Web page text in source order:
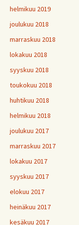
helmikuu 2019
joulukuu 2018
marraskuu 2018
lokakuu 2018
syyskuu 2018
toukokuu 2018
huhtikuu 2018
helmikuu 2018
joulukuu 2017
marraskuu 2017
lokakuu 2017
syyskuu 2017
elokuu 2017
heinäkuu 2017
kesäkuu 2017